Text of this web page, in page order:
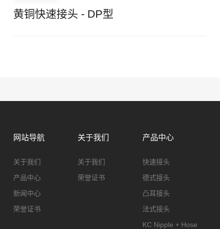
黄铜快速接头 - DP型
网站导航
关于我们
产品中心
新闻中心
荣誉证书
关于我们
关于我们
荣誉证书
产品中心
快速接头
德式接头
凸耳接头
法式接头
KC Nipple + Hose